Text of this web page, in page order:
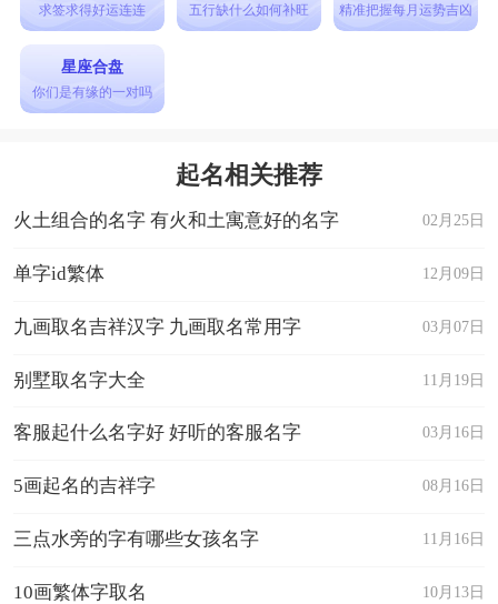
12. 冰婉：冰清婉约，如水墨画般优美。
13. 静若：静默似若，如宁静深邃。
14. 氤青：幽深清冷，如迷雾青山。
16. 冰嫣：冷艳绝美，如冰雪中的花儿。
17. 静韵：静谧清雅，如优美的韵律。
18. 幽幽：幽深远远，如幽暗的深谷。
20. 静瑾：静谧的光华，如宁静的明珠。
21. 冰凌：冰冷犀利，如尖锐的刺。
24. 寒绪：冷冷绪然，如清冷的情绪。
25. 静瑶：静寂的美玉，如宁静的宝石。
求签求得好运连连 五行缺什么如何补旺 精准把握每月运势吉凶
星座合盘
你们是有缘的一对吗
起名相关推荐
02月25日
火土组合的名字 有火和土寓意好的名字
12月09日
单字id繁体
03月07日
九画取名吉祥汉字 九画取名常用字
11月19日
别墅取名字大全
03月16日
客服起什么名字好 好听的客服名字
08月16日
5画起名的吉祥字
11月16日
三点水旁的字有哪些女孩名字
10月13日
10画繁体字取名